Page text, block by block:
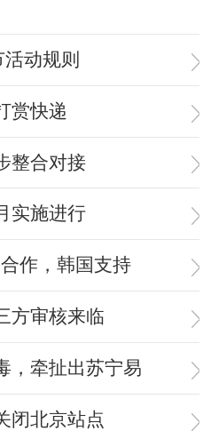
动规则
赏快递
整合对接
实施进行
作，韩国支持
方审核来临
，牵扯出苏宁易
闭北京站点